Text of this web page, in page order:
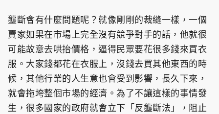
壟斷會有什麼問題呢？就像剛剛的裁縫一樣，一個
賣家如果在市場上完全沒有競爭對手的話，他就很
可能故意去哄抬價格，逼得民眾要花很多錢來買衣
服。大家錢都花在衣服上，沒錢去買其他東西的時
候，其他行業的人生意也會受到影響，長久下來，
就會拖垮整個市場的經濟。為了不讓這樣的事情發
生，很多國家的政府就會立下「反壟斷法」，阻止